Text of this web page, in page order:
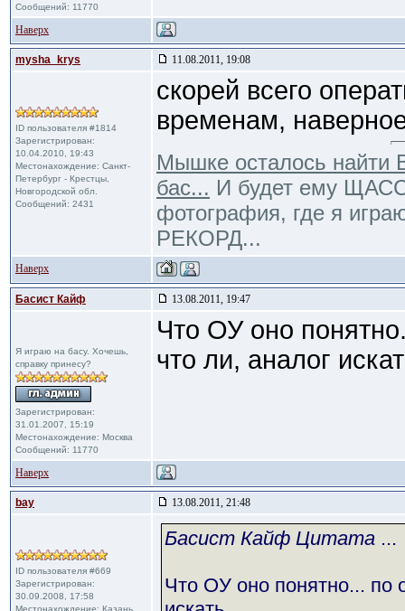
Сообщений: 11770
Наверх
mysha_krys 11.08.2011, 19:08
ID пользователя #1814
Зарегистрирован:
10.04.2010, 19:43
Местонахождение: Санкт-
Петербург - Крестцы,
Новгородской обл.
Сообщений: 2431
скорей всего
временам,
Мышке осталось найти
бас... И будет ему
фотография, где я
РЕКОРД...
Наверх
Басист Кайф 13.08.2011, 19:47
Я играю на басу. Хочешь,
справку принесу?
Зарегистрирован:
31.01.2007, 15:19
Местонахождение: Москва
Сообщений: 11770
Что ОУ оно
что ли, аналог
Наверх
bay 13.08.2011, 21:48
ID пользователя #669
Зарегистрирован:
30.09.2008, 17:58
Местонахождение: Казань
Басист Кайф Цитата ...
Что ОУ оно понятно... по